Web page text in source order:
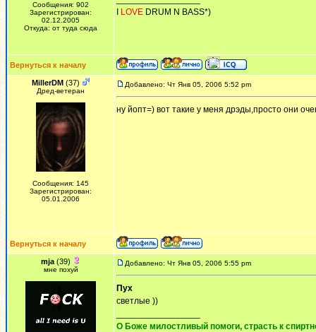
Сообщения: 902
Зарегистрирован:
02.12.2005
Откуда: от туда сюда
LOVE DRUM N BASS*)
Вернуться к началу
MillerDM (37)
Дред-ветеран
Сообщения: 145
Зарегистрирован:
05.01.2006
Добавлено: Чт Янв 05, 2006 5:52 pm
ну йопт=) вот такие у меня дрэды,просто они
Вернуться к началу
mja (39)
мне похуй
Добавлено: Чт Янв 05, 2006 5:55 pm
Пух
cветлые ))
О Боже милостливый помоги, страсть к